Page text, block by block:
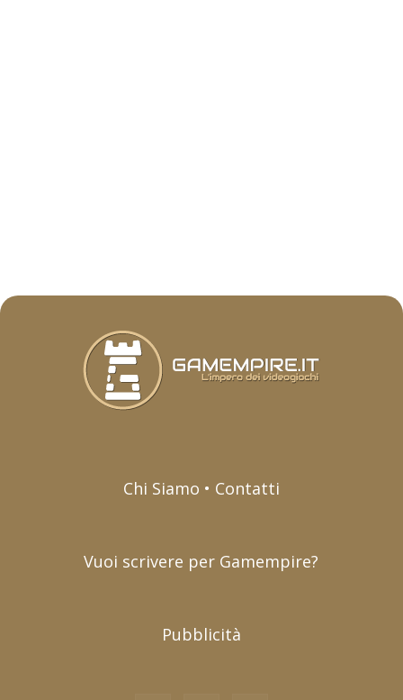
Chi Siamo • Contatti
Vuoi scrivere per Gamempire?
Pubblicità